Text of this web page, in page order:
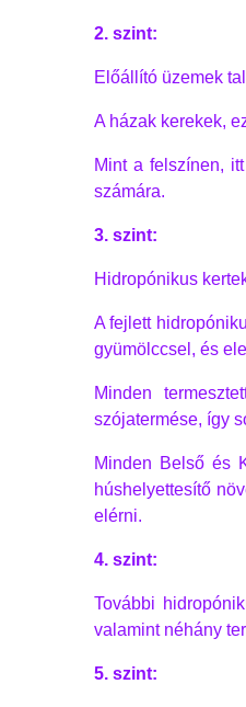
2. szint:
Előállító üzemek
A házak kerekek,
Mint a felszínen,
számára.
3. szint:
Hidropónikus
A fejlett
gyümölccsel, és
Minden
szójatermése, így
Minden Belső és
húshelyettesítő
elérni.
4. szint:
További
valamint néhány
5. szint: